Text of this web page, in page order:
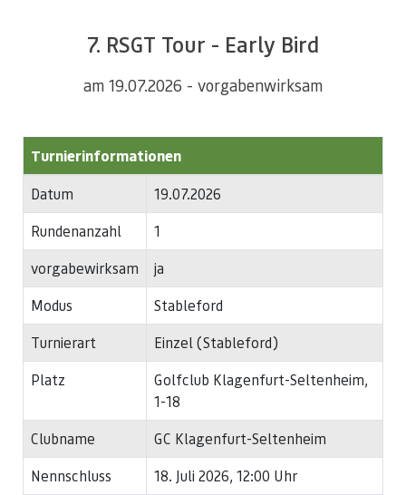
7. RSGT Tour - Early Bird
am 19.07.2026 - vorgabenwirksam
Turnierinformationen
Datum
19.07.2026
Rundenanzahl
1
vorgabewirksam
ja
Modus
Stableford
Turnierart
Einzel (Stableford)
Platz
Golfclub Klagenfurt-Seltenheim,
1-18
Clubname
GC Klagenfurt-Seltenheim
Nennschluss
18. Juli 2026, 12:00 Uhr